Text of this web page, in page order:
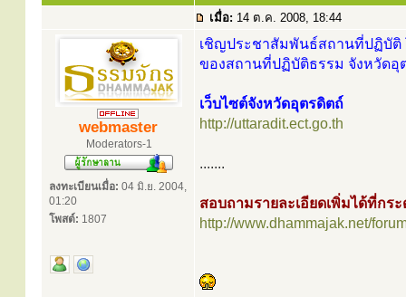
เมื่อ: 14 ต.ค. 2008, 18:44
webmaster
Moderators-1
ลงทะเบียนเมื่อ: 04 มิ.ย. 2004,
01:20
โพสต์: 1807
เชิญประชาสัมพันธ์สถานที่ปฏิบัติ
ของสถานที่ปฏิบัติธรรม จังหวัดอุ
เว็บไซต์จังหวัดอุตรดิตถ์
http://uttaradit.ect.go.th
.......
สอบถามรายละเอียดเพิ่มได้ที่กร
http://www.dhammajak.net/